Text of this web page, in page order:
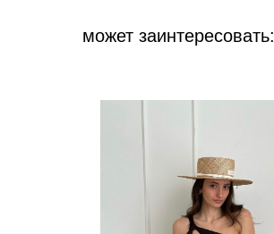
может заинтересовать: